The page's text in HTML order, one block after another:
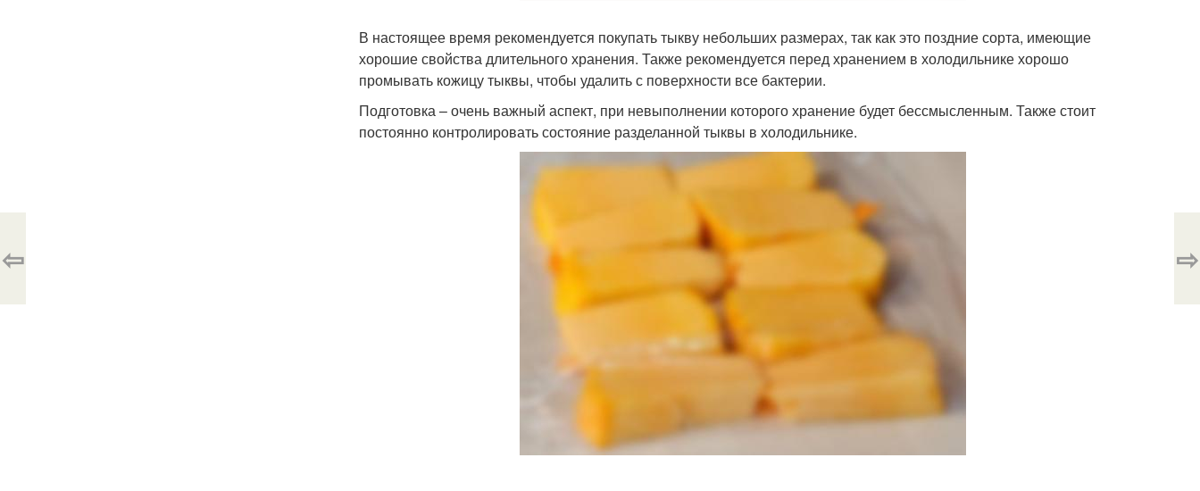
В настоящее время рекомендуется покупать тыкву небольших размерах, так как это поздние сорта, имеющие
хорошие свойства длительного хранения. Также рекомендуется перед хранением в холодильнике хорошо
промывать кожицу тыквы, чтобы удалить с поверхности все бактерии.
Подготовка – очень важный аспект, при невыполнении которого хранение будет бессмысленным. Также стоит
постоянно контролировать состояние разделанной тыквы в холодильнике.
⇦ ⇨